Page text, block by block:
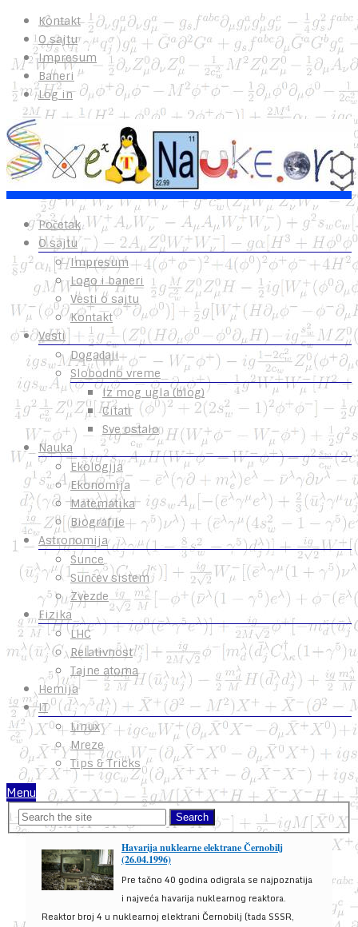
Kontakt
O sajtu
Impresum
Baneri
Log in
Početak
O sajtu
Impresum
Logo i baneri
Vesti o sajtu
Kontakt
Vesti
Događaji
Slobodno vreme
Iz mog ugla (blog)
Citati
Sve ostalo
Nauka
Ekologija
Ekonomija
Matematika
Biografije
Astronomija
Sunce
Sunčev sistem
Zvezde
Fizika
LHC
Relativnost
Tajne atoma
Hemija
IT
Linux
Mreze
Tips & Tricks
Menu
Havarija nuklearne elektrane Černobilj
(26.04.1996)
Pre tačno 40 godina odigrala se najpoznatija
i najveća havarija nuklearnog reaktora.
Reaktor broj 4 u nuklearnoj elektrani Černobilj (tada SSSR,